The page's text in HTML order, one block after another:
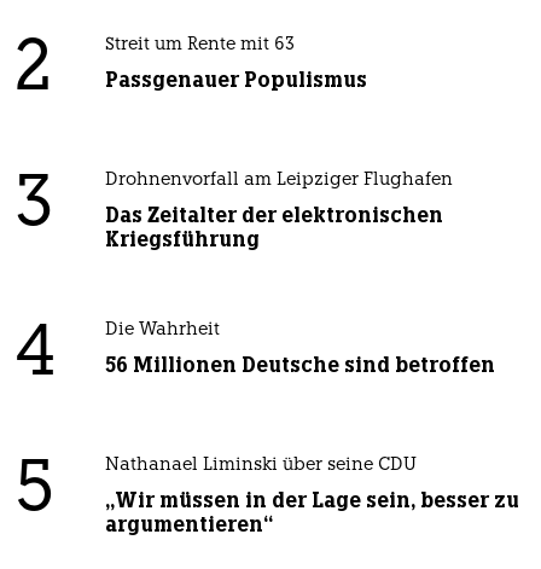
2 Streit um Rente mit 63
Passgenauer Populismus
3 Drohnenvorfall am Leipziger Flughafen
Das Zeitalter der elektronischen
Kriegsführung
4 Die Wahrheit
56 Millionen Deutsche sind betroffen
5 Nathanael Liminski über seine CDU
„Wir müssen in der Lage sein, besser zu
argumentieren“